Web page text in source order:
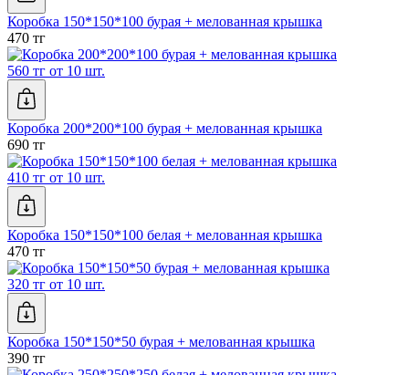
Коробка 150*150*100 бурая + мелованная крышка
470 тг
560 тг от 10 шт.
Коробка 200*200*100 бурая + мелованная крышка
690 тг
410 тг от 10 шт.
Коробка 150*150*100 белая + мелованная крышка
470 тг
320 тг от 10 шт.
Коробка 150*150*50 бурая + мелованная крышка
390 тг